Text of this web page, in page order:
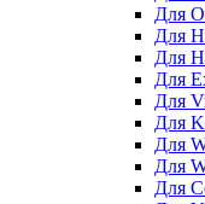
Для
Для
Для
Для
Для
Для
Для
Для
Для